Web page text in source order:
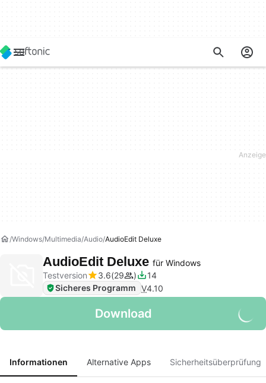
Windows Multimedia Audio AudioEdit Deluxe
AudioEdit Deluxe für Windows
Testversion
3.6 29
14
Sicheres Programm V4.10
Download
Informationen Alternative Apps Sicherheitsüberprüfung